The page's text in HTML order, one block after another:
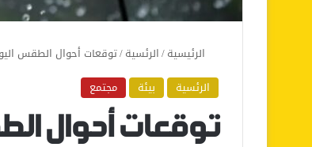
الرئيسية/الرئسية/توقعات أحوال الطقس
الرئسية
بيئة مجتمع
توقعات أحوال